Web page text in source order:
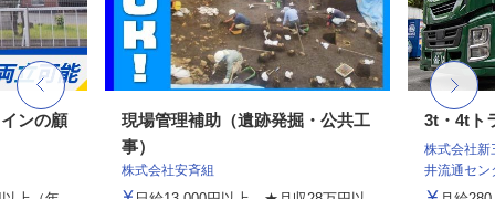
ンの顧
現場管理補助（遺跡発掘・公共工
事）
株式会社安斉組
3t・4tト
株式会社新
井流通セン